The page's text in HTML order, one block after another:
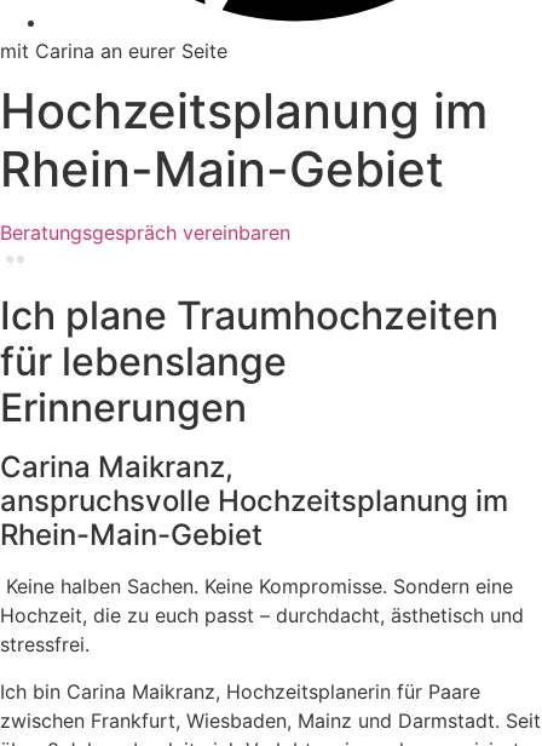
mit Carina an eurer Seite
Hochzeits­planung im
Rhein-Main-Gebiet
Beratungsgespräch vereinbaren
Ich plane Traumhochzeiten
für lebenslange
Erinnerungen
Carina Maikranz,
anspruchsvolle Hochzeitsplanung im
Rhein-Main-Gebiet
Keine halben Sachen. Keine Kompromisse. Sondern eine
Hochzeit, die zu euch passt – durchdacht, ästhetisch und
stressfrei.
Ich bin Carina Maikranz, Hochzeitsplanerin für Paare
zwischen Frankfurt, Wiesbaden, Mainz und Darmstadt. Seit